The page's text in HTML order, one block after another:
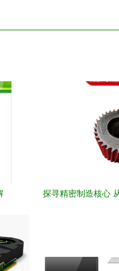
探寻精密制造核心